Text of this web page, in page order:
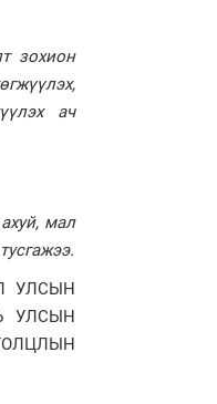
зохион
ач
мал
УЛСЫН
УЛСЫН